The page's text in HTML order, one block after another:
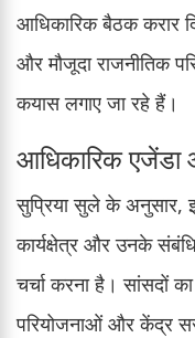
आधिकारिक बैठक करार
और मौजूदा राजनीतिक
कयास लगाए जा रहे हैं।
आधिकारिक एजेंडा
सुप्रिया सुले के अनुसार,
कार्यक्षेत्र और उनके
चर्चा करना है। सांसदों
परियोजनाओं और केंद्र